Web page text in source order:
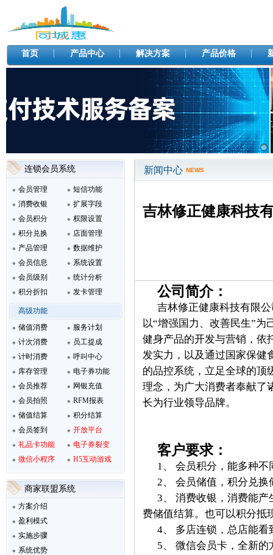
首页 产品中心 解决方案 产品价格
连锁会员系统
会员管理
消费收银
会员积分
积分兑换
产品管理
会员信息
会员级别
积分折扣
短信功能
扩展字段
权限设置
店面管理
数据维护
系统设置
统计分析
发卡管理
高级功能
储值消费
计次消费
计时消费
库存管理
会员推荐
会员拍照
储值结算
会员签到
礼品卡功能
微信小程序
服务计划
员工提成
呼叫中心
电子券功能
网银充值
RFM报表
积分结算
开放平台
电子券裂变
H5互动游戏
商家联盟系统
方案介绍
盈利模式
实施步骤
系统优势
新闻中心 NEWS
吉林修正健康科技
公司简介：
吉林修正健康科技有限
以“增强国力、改善民生”为
健身产品的开发与营销，依
发实力，以及通过国家保健
的品控系统，立足全球的顶
理念，为广大消费者奉献了
长为行业领导品牌。
客户要求：
1、 会员积分，能多种不
2、 会员储值，积分兑
3、 消费收银，消费能
费储值结算。也可以积分抵
4、 多店连锁，总店能
5、 微信会员卡，全新